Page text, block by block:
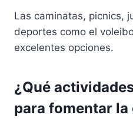
Las caminatas, picnics,
deportes como el
excelentes opciones.
¿Qué
para fomentar